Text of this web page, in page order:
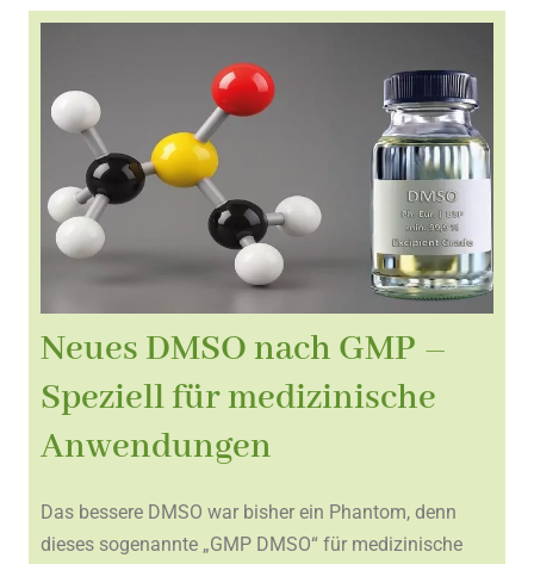
Neues DMSO nach GMP –
Speziell für medizinische
Anwendungen
Das bessere DMSO war bisher ein Phantom, denn
dieses sogenannte „GMP DMSO“ für medizinische